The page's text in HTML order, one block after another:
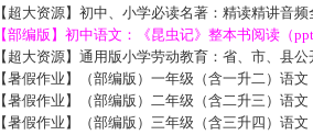
【超大资源】初中、小学必读名著：精读精讲音频
【部编版】初中语文：《昆虫记》整本书阅读（
【超大资源】通用版小学劳动教育：省、市、县公
【暑假作业】（部编版）一年级（含一升二）语
【暑假作业】（部编版）二年级（含二升三）语
【暑假作业】（部编版）三年级（含三升四）语